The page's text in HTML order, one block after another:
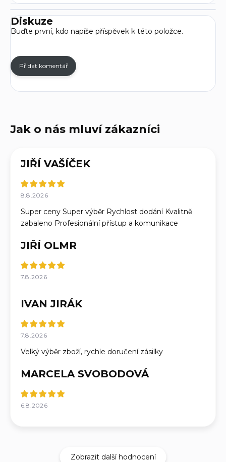
Diskuze
Buďte první, kdo napíše příspěvek k této položce.
Přidat komentář
JIŘÍ VAŠÍČEK
8.8.2026
Super ceny Super výběr Rychlost dodání Kvalitně
zabaleno Profesionální přístup a komunikace
JIŘÍ OLMR
7.8.2026
IVAN JIRÁK
7.8.2026
Velký výběr zboží, rychle doručení zásilky
MARCELA SVOBODOVÁ
6.8.2026
Zobrazit další hodnocení